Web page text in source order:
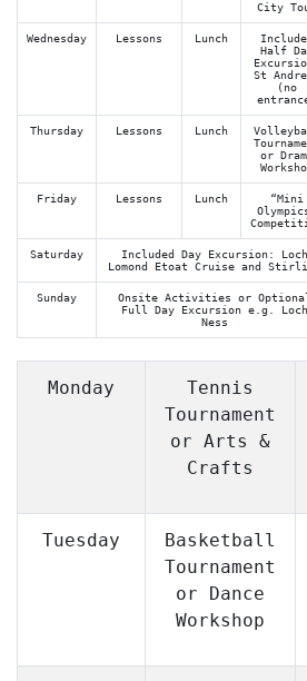
City
Wednesday Lessons Lunch
Half
St
(no
Thursday Lessons Lunch
or
Friday Lessons Lunch
“Mini
Saturday
Included Day Excursion: Loch
Lomond Etoat Cruise and
Sunday
Onsite Activities or
Full Day Excursion e.g. Loch
Ness
Monday
Tennis
Tournament
or Arts &
Crafts
Tuesday
Basketball
Tournament
or Dance
Workshop